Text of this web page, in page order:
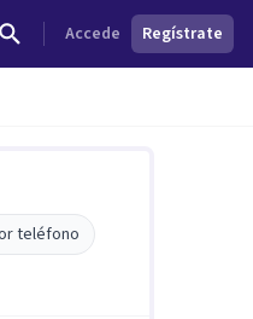
Accede Regístrate
teléfono